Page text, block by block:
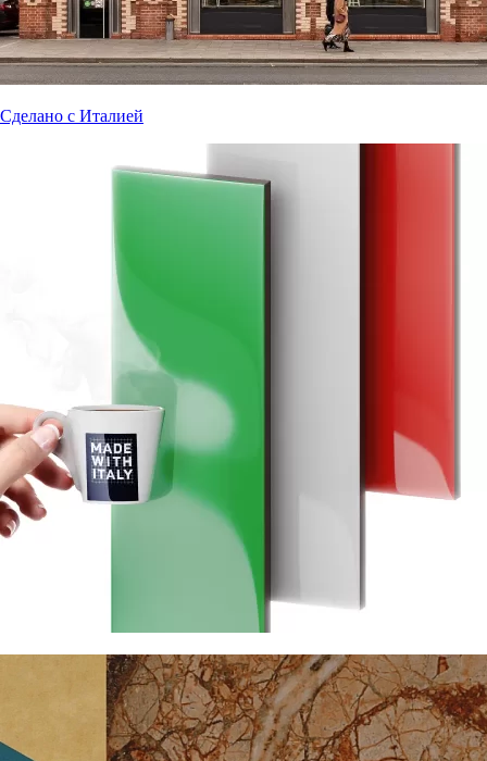
Сделано с Италией